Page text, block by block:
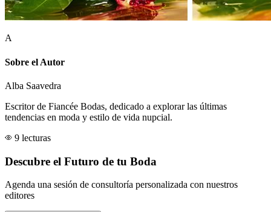
A
Sobre el Autor
Alba Saavedra
Escritor de Fiancée Bodas, dedicado a explorar las últimas
tendencias en moda y estilo de vida nupcial.
9 lecturas
Descubre el Futuro de tu Boda
Agenda una sesión de consultoría personalizada con nuestros
editores